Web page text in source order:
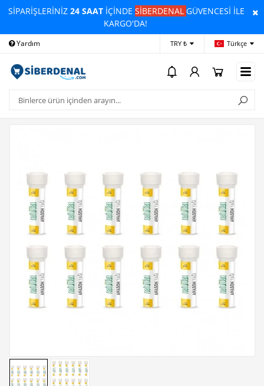
SİPARİŞLERİNİZ24 SAAT İÇİNDESİBERDENALGÜVENCESİ İLE
KARGO'DA!
Yardım Ödeme Bildirimi
TRY ₺ Türkçe